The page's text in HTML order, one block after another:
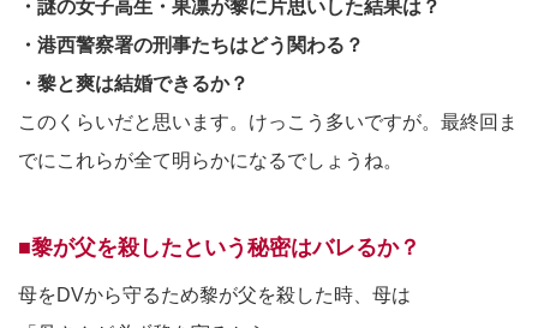
・謎の女子高生・果凛が黎に片思いした結果は？
・港西警察署の刑事たちはどう関わる？
・黎と爽は結婚できるか？
このくらいだと思います。けっこう多いですが。最終回ま
でにこれらが全て明らかになるでしょうね。
■黎が父を殺したという秘密はバレるか？
母をDVから守るため黎が父を殺した時、母は